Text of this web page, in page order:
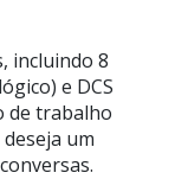
incluindo 8
e DCS
de trabalho
um